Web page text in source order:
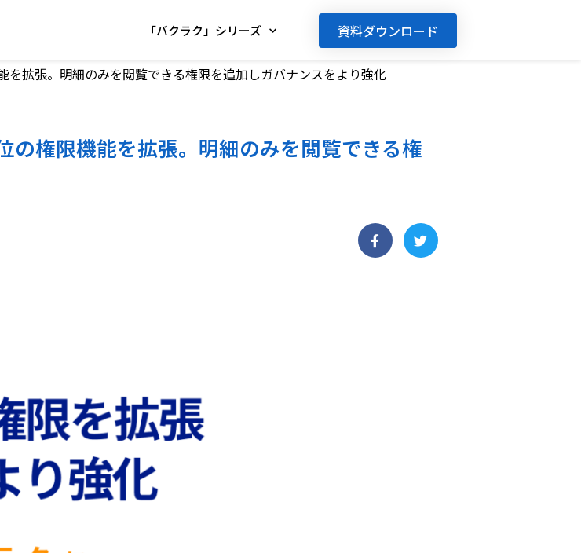
「バクラク」シリーズ 資料ダウンロード
を拡張。明細のみを閲覧できる権限を追加しガバナンスをより強化
の権限機能を拡張。明細のみを閲覧できる権